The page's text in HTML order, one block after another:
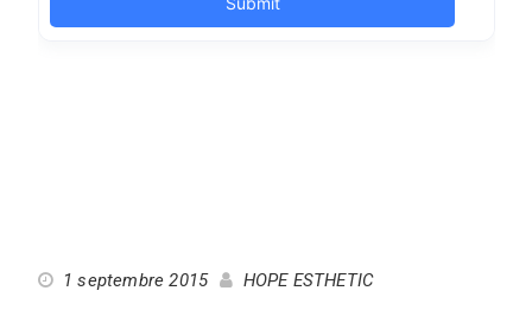
1 septembre 2015 HOPE ESTHETIC